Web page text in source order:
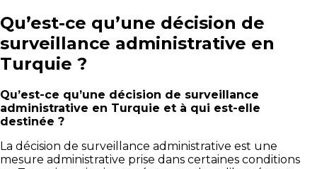
Qu’est-ce qu’une décision de
surveillance administrative en
Turquie ?
Qu’est-ce qu’une décision de surveillance
administrative en Turquie et à qui est-elle
destinée ?
La décision de surveillance administrative est une
mesure administrative prise dans certaines conditions